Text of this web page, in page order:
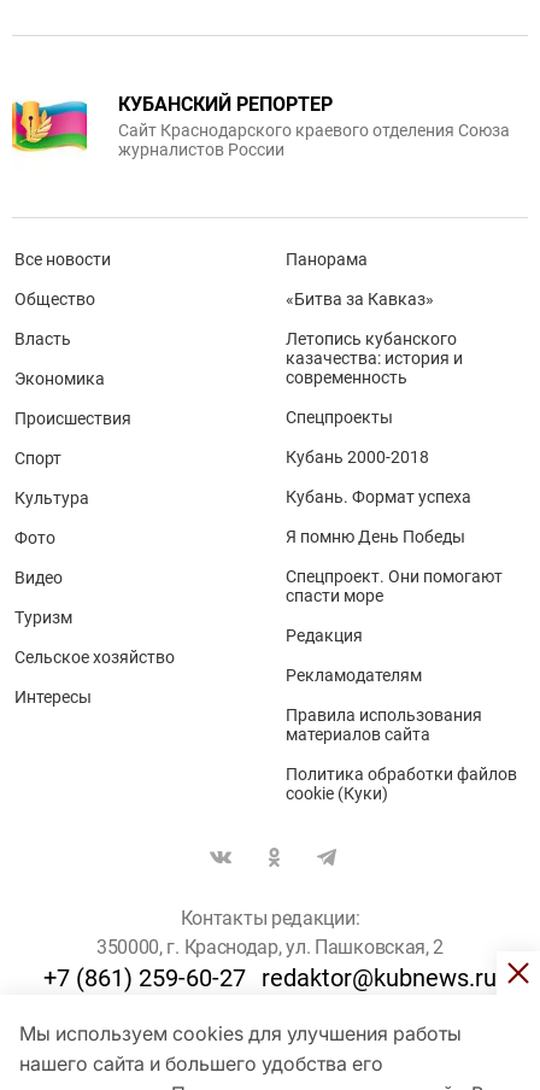
Мы используем cookies для улучшения работы
нашего сайта и большего удобства его
КУБАНСКИЙ РЕПОРТЕР
Сайт Краснодарского краевого отделения Союза
журналистов России
Все новости
Общество
Власть
Экономика
Происшествия
Спорт
Культура
Фото
Видео
Туризм
Сельское хозяйство
Интересы
Панорама
«Битва за Кавказ»
Летопись кубанского
казачества: история и
современность
Спецпроекты
Кубань 2000-2018
Кубань. Формат успеха
Я помню День Победы
Спецпроект. Они помогают
спасти море
Редакция
Рекламодателям
Правила использования
материалов сайта
Политика обработки файлов
cookie (Куки)
Контакты редакции:
350000, г. Краснодар, ул. Пашковская, 2
+7 (861) 259-60-27 redaktor@kubnews.ru
Для пользователей старше 16 лет